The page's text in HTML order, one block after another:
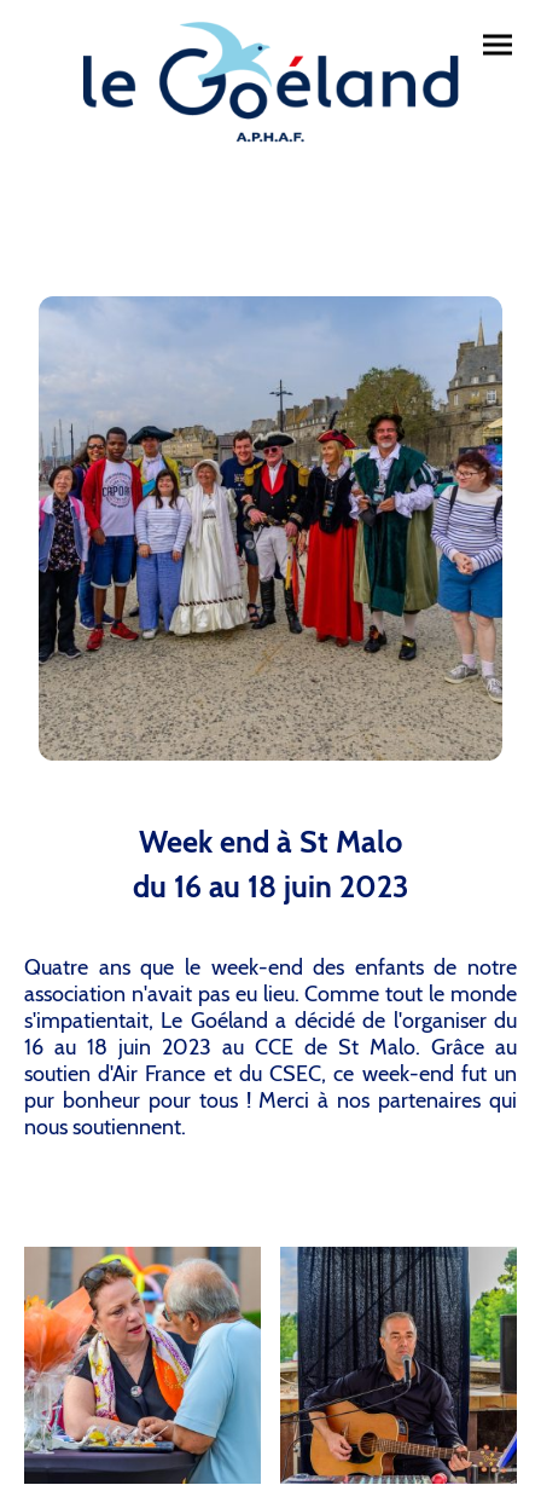
Week end à St Malo
du 16 au 18 juin 2023
Quatre ans que le week-end des enfants de notre
association n'avait pas eu lieu. Comme tout le monde
s'impatientait, Le Goéland a décidé de l'organiser du
16 au 18 juin 2023 au CCE de St Malo. Grâce au
soutien d'Air France et du CSEC, ce week-end fut un
pur bonheur pour tous ! Merci à nos partenaires qui
nous soutiennent.